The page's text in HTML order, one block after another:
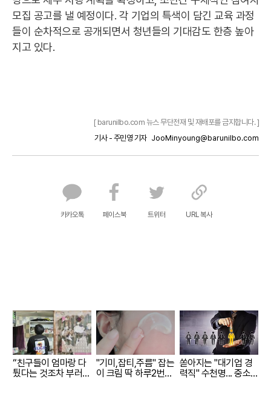
모집 공고를 낼 예정이다. 각 기업의 특색이 담긴 교육 과정
들이 순차적으로 공개되면서 청년들의 기대감도 한층 높아
지고 있다.
[ barunilbo.com 뉴스 무단전재 및 재배포를 금지합니다. ]
기사 - 주민영 기자 JooMinyoung@barunilbo.com
카카오톡 페이스북 트위터 URL 복사
“친구들이 엄마랑 다
퉜다는 것조차 부러워
"기미,잡티,주름" 잡는
이 크림 딱 하루2번
쏟아지는 "대기업 경
력직" 수천명... 중소